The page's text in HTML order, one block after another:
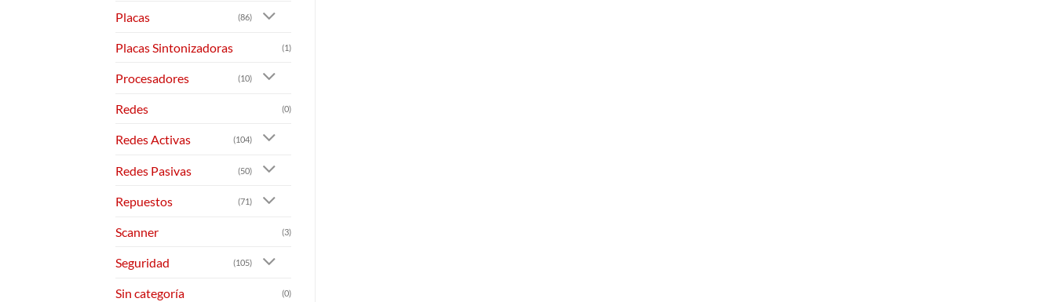
Placas (86)
Placas Sintonizadoras (1)
Procesadores (10)
Redes (0)
Redes Activas (104)
Redes Pasivas (50)
Repuestos (71)
Scanner (3)
Seguridad (105)
Sin categoría (0)